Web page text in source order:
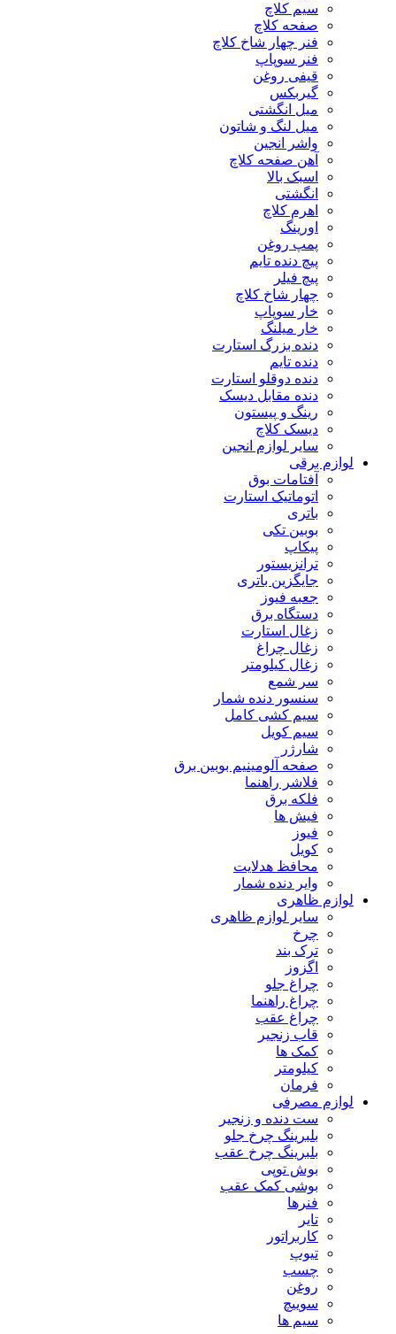
سیم کلاچ
صفحه کلاچ
فنر چهار شاخ کلاچ
فنر سوپاپ
قیفی روغن
گیربکس
میل انگشتی
میل لنگ و شاتون
واشر انجین
آهن صفحه کلاچ
اسبک بالا
انگشتی
اهرم کلاچ
اورینگ
پمپ روغن
پیچ دنده تایم
پیچ فیلر
چهار شاخ کلاچ
خار سوپاپ
خار میلنگ
دنده بزرگ استارت
دنده تایم
دنده دوقلو استارت
دنده مقابل دیسک
رینگ و پیستون
دیسک کلاچ
سایر لوازم انجین
لوازم برقی
آفتامات بوق
اتوماتیک استارت
باتری
بوبین تکی
پیکاپ
ترانزیستور
جایگزین باتری
جعبه فیوز
دستگاه برق
زغال استارت
زغال چراغ
زغال کیلومتر
سر شمع
سنسور دنده شمار
سیم کشی کامل
سیم کویل
شارژر
صفحه آلومینیم بوبین برق
فلاشر راهنما
فلکه برق
فیش ها
فیوز
کویل
محافظ هدلایت
وایر دنده شمار
لوازم ظاهری
سایر لوازم ظاهری
چرخ
ترک بند
اگزوز
چراغ جلو
چراغ راهنما
چراغ عقب
قاب زنجیر
کمک ها
کیلومتر
فرمان
لوازم مصرفی
ست دنده و زنجیر
بلبرینگ چرخ جلو
بلبرینگ چرخ عقب
بوش توپی
بوشی کمک عقب
فنرها
تایر
کاربراتور
تیوپ
چسب
روغن
سوییچ
سیم ها